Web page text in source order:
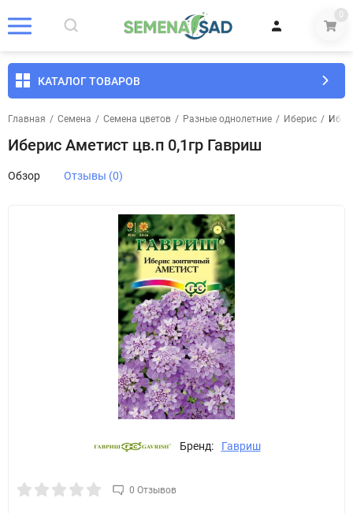
0
КАТАЛОГ ТОВАРОВ
Главная / Семена / Семена цветов / Разные однолетние / Иберис /
Иберис Аметист цв.п 0,1гр Гавриш
Обзор Отзывы (0)
Бренд: Гавриш
0 Отзывов